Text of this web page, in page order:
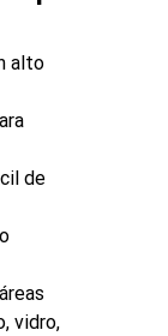
alto
de
vidro,